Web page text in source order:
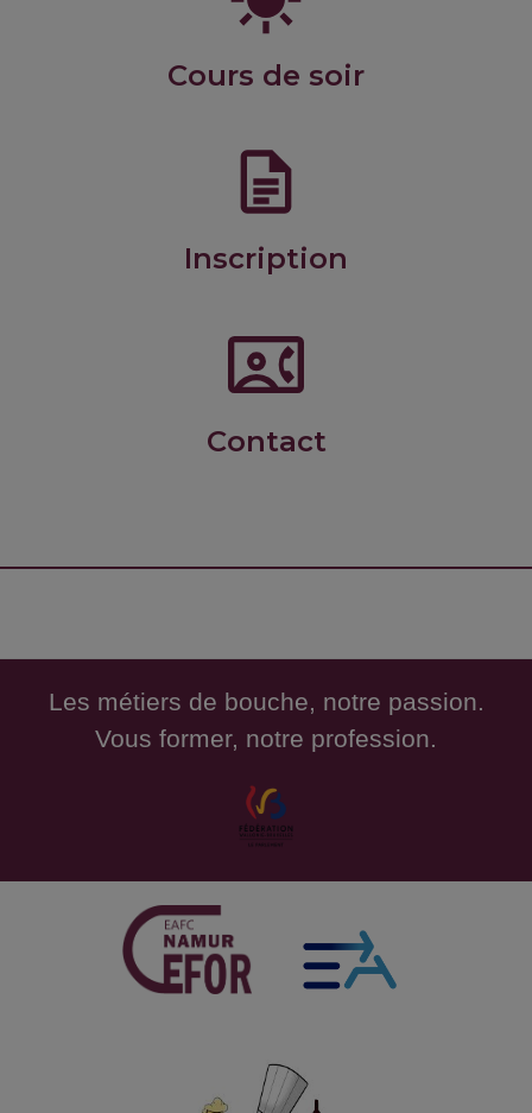
Cocktails1 2627 MaS
BBBC1_21MaS_CuisineFamille
Mocktails SansA MaS
R�alisation de cocktail sans alcool
NutritionBE_21Ini MaM 2627
Cours de soir
Inscription
Contact
Les métiers de bouche, notre passion.
Vous former, notre profession.